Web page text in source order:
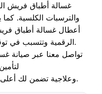
غسالة أطباق فريش
والترسبات الكلسية.
أعطال غسالة أطباق
الرقمية وتتسبب في توقف دورة الغسيل بشكل مفاجئ.
تواصل معنا عبر صيانة
وعلاجية تضمن لك أعلى جودة في تنظيف وتعقيم الأواني.